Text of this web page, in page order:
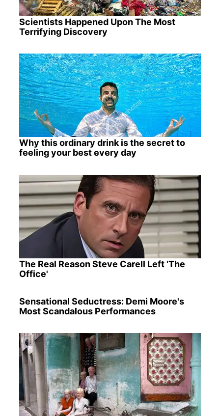
Scientists Happened Upon The Most
Terrifying Discovery
Why this ordinary drink is the secret to
feeling your best every day
The Real Reason Steve Carell Left 'The
Office'
Sensational Seductress: Demi Moore's
Most Scandalous Performances